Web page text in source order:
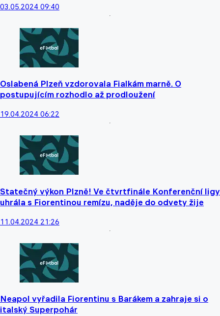
03.05.2024 09:40
Oslabená Plzeň vzdorovala Fialkám marně. O
postupujícím rozhodlo až prodloužení
19.04.2024 06:22
Statečný výkon Plzně! Ve čtvrtfinále Konferenční ligy
uhrála s Fiorentinou remízu, naděje do odvety žije
11.04.2024 21:26
Neapol vyřadila Fiorentinu s Barákem a zahraje si o
italský Superpohár